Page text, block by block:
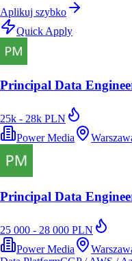
Aplikuj szybko
Quick Apply
Principal Data
25k - 28k PLN
Power Media
Principal Data
25 000 - 28 000 PLN
Power Media